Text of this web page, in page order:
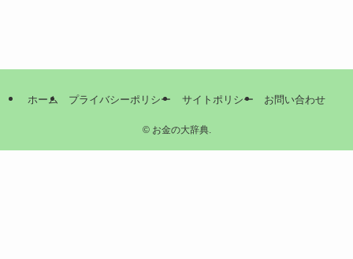
ホーム プライバシーポリシー サイトポリシー お問い合わせ
©お金の大辞典.